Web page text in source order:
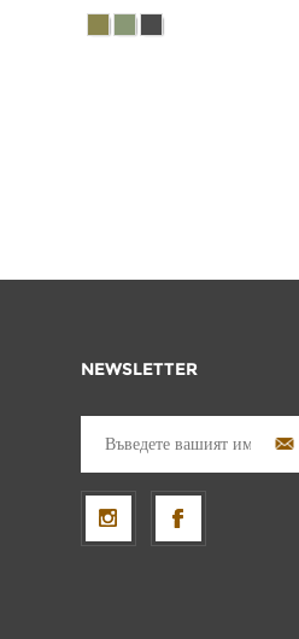
NEWSLETTER